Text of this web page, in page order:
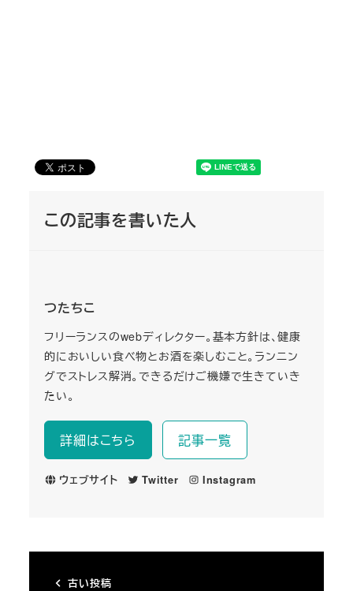
この記事を書いた人
つたちこ
フリーランスのwebディレクター。基本方針は、健康
的においしい食べ物とお酒を楽しむこと。ランニン
グでストレス解消。できるだけご機嫌で生きていき
たい。
詳細はこちら 記事一覧
ウェブサイト Twitter Instagram
古い投稿